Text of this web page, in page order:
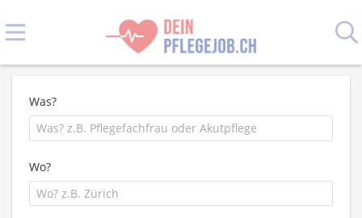
Was?
Wo?